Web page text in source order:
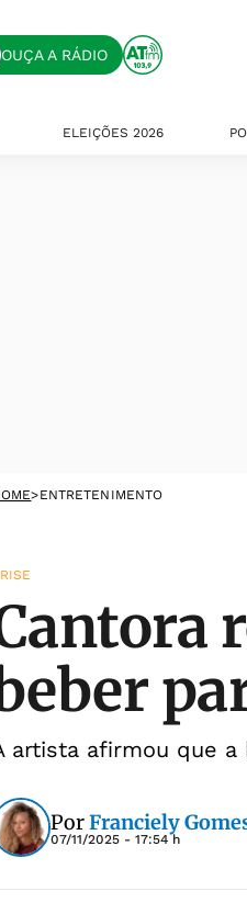
OUÇA A RÁDIO
ELEIÇÕES 2026
>ENTRETENIMENTO
artista afirmou que a
PorFranciely
07/11/2025 - 17:54 h